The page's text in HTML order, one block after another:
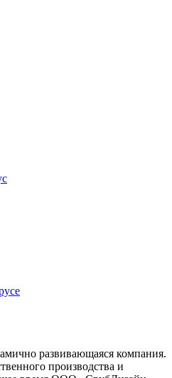
развивающаяся компания.
производства и